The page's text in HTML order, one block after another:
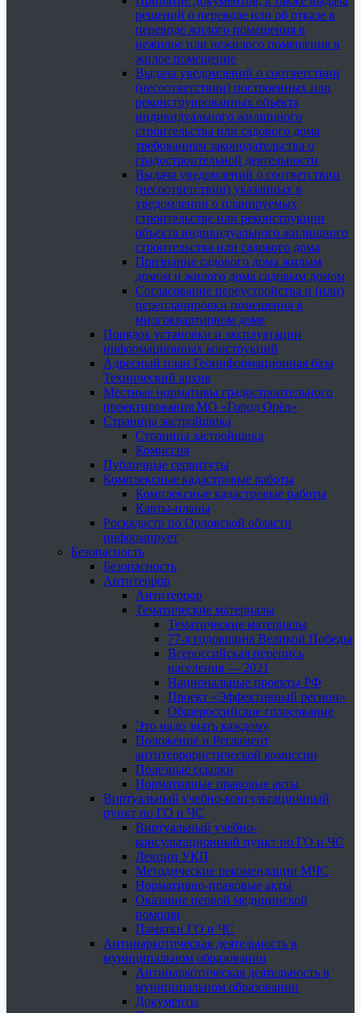
решений о переводе или об отказе в
переводе жилого помещения в
нежилое или нежилого помещения в
жилое помещение
Выдача уведомлений о соответствии
(несоответствии) построенных или
реконструированных объекта
индивидуального жилищного
строительства или садового дома
требованиям законодательства о
градостроительной деятельности
Выдача уведомлений о соответствии
(несоответствии) указанных в
уведомлении о планируемых
строительстве или реконструкции
объекта индивидуального жилищного
строительства или садового дома
Признание садового дома жилым
домом и жилого дома садовым домом
Согласование переустройства и (или)
перепланировки помещения в
многоквартирном доме
Порядок установки и эксплуатации
информационных конструкций
Адресный план Геоинформационная база
Технический архив
Местные нормативы градостроительного
проектирования МО «Город Орёл»
Страница застройщика
Страница застройщика
Комиссия
Публичные сервитуты
Комплексные кадастровые работы
Комплексные кадастровые работы
Карты-планы
Роскадастр по Орловской области
информирует
Безопасность
Безопасность
Антитеррор
Антитеррор
Тематические материалы
Тематические материалы
77-я годовщина Великой Победы
Всероссийская перепись
населения — 2021
Национальные проекты РФ
Проект «Эффективный регион»
Общероссийское голосование
Это надо знать каждому
Положение и Регламент
антитеррористической комиссии
Полезные ссылки
Нормативные правовые акты
Виртуальный учебно-консультационный
пункт по ГО и ЧС
Виртуальный учебно-
консультационный пункт по ГО и ЧС
Лекции УКП
Методические рекомендации МЧС
Нормативно-правовые акты
Оказание первой медицинской
помощи
Памятки ГО и ЧС
Антинаркотическая деятельность в
муниципальном образовании
Антинаркотическая деятельность в
муниципальном образовании
Документы